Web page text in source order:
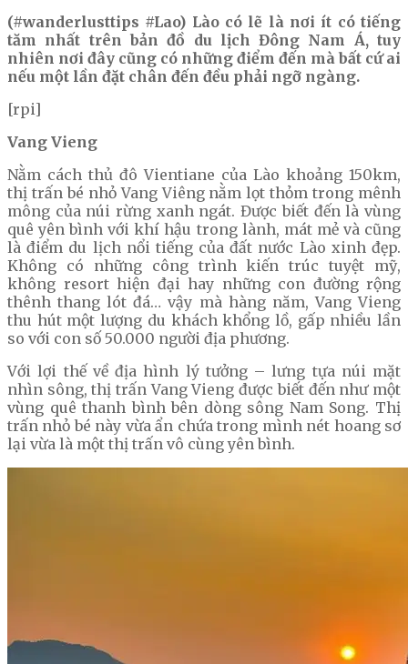
(#wanderlusttips #Lao) Lào có lẽ là nơi ít có tiếng
tăm nhất trên bản đồ du lịch Đông Nam Á, tuy
nhiên nơi đây cũng có những điểm đến mà bất cứ ai
nếu một lần đặt chân đến đều phải ngỡ ngàng.
[rpi]
Vang Vieng
Nằm cách thủ đô Vientiane của Lào khoảng 150km,
thị trấn bé nhỏ Vang Viêng nằm lọt thỏm trong mênh
mông của núi rừng xanh ngát. Được biết đến là vùng
quê yên bình với khí hậu trong lành, mát mẻ và cũng
là điểm du lịch nổi tiếng của đất nước Lào xinh đẹp.
Không có những công trình kiến trúc tuyệt mỹ,
không resort hiện đại hay những con đường rộng
thênh thang lót đá… vậy mà hàng năm, Vang Vieng
thu hút một lượng du khách khổng lồ, gấp nhiều lần
so với con số 50.000 người địa phương.
Với lợi thế về địa hình lý tưởng – lưng tựa núi mặt
nhìn sông, thị trấn Vang Vieng được biết đến như một
vùng quê thanh bình bên dòng sông Nam Song. Thị
trấn nhỏ bé này vừa ẩn chứa trong mình nét hoang sơ
lại vừa là một thị trấn vô cùng yên bình.